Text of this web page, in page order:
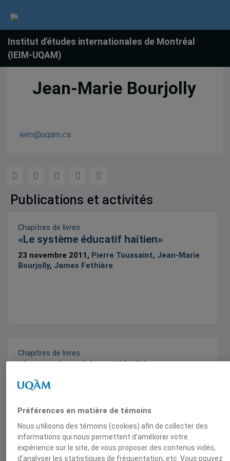
Institut d'études internationales de Montréal
(IEIM-UQAM)
Jean-Marie Bourjolly
ieim@uqam.ca
Publications et activités
Chapitres de livres
«Le système éducatif haïtien»
23 novembre 2011, Pierre Toussaint, Jean-Marie
Bourjolly, James Fethière
Chapitres de livres
«Le système éducatif haïtien»
23 novembre 2011,
Bourjolly,
Préférences en matière de témoins
Nous utilisons des témoins (cookies) afin de collecter des
informations qui nous permettent d’améliorer votre
expérience sur le site, de vous proposer des contenus vidéo,
d’analyser les statistiques de fréquentation, etc. Vous pouvez